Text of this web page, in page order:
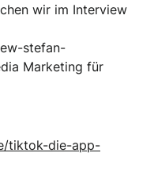
wir im Interview
stefan-
Marketing für
tiktok-die-app-